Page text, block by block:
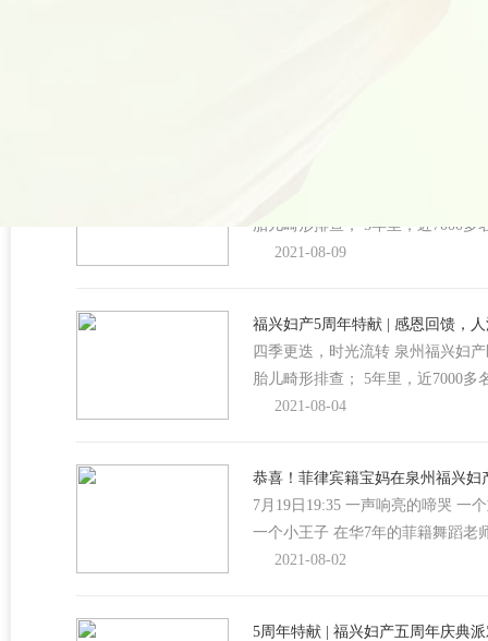
胎儿畸形排查； 5年里，近7000
2021-08-09
福兴妇产5周年特献 | 感恩回馈，
四季更迭，时光流转 泉州福兴妇
胎儿畸形排查； 5年里，近7000
2021-08-04
恭喜！菲律宾籍宝妈在泉州福兴妇
7月19日19:35 一声响亮的啼哭 一
一个小王子 在华7年的菲籍舞蹈老
2021-08-02
5周年特献 | 福兴妇产五周年庆典